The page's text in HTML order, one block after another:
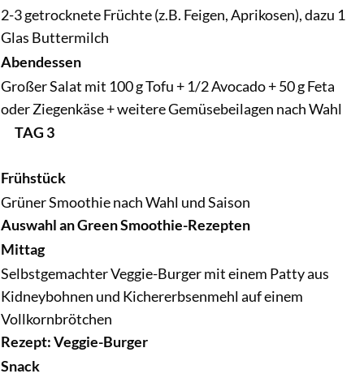
2-3 getrocknete Früchte (z.B. Feigen, Aprikosen), dazu 1
Glas Buttermilch
Abendessen
Großer Salat mit 100 g Tofu + 1/2 Avocado + 50 g Feta
oder Ziegenkäse + weitere Gemüsebeilagen nach Wahl
TAG 3
Frühstück
Grüner Smoothie nach Wahl und Saison
Auswahl an Green Smoothie-Rezepten
Mittag
Selbstgemachter Veggie-Burger mit einem Patty aus
Kidneybohnen und Kichererbsenmehl auf einem
Vollkornbrötchen
Rezept: Veggie-Burger
Snack